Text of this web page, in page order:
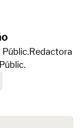
Públic.Redactora